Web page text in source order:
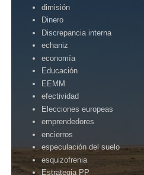
dimisión
Dinero
Discrepancia interna
echaniz
economía
Educación
EEMM
efectividad
Elecciones europeas
emprendedores
encierros
especulación del suelo
esquizofrenia
Estrategia PP